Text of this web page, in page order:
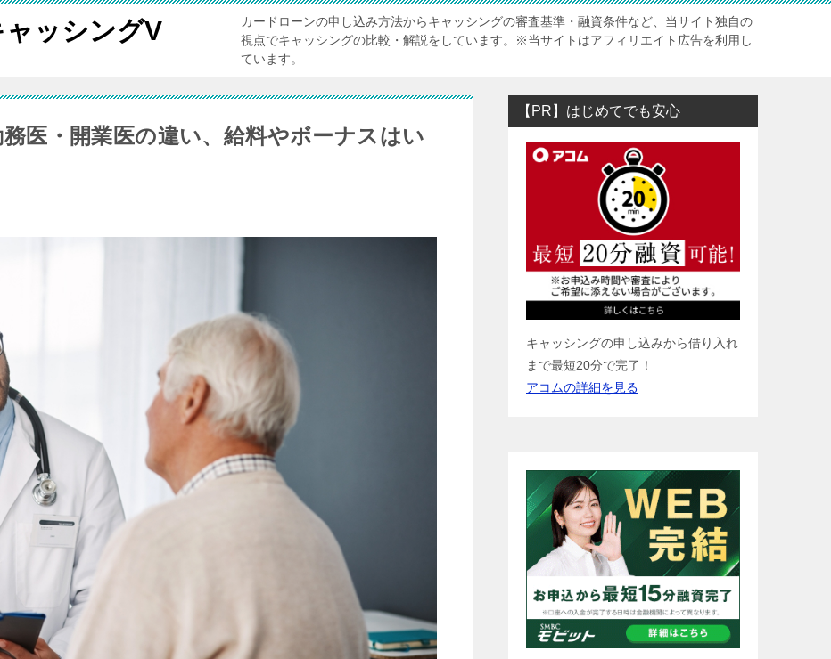
ッシングV
カードローンの申し込み方法からキャッシングの審査基準・融資条件など、当サイト独自の
視点でキャッシングの比較・解説をしています。※当サイトはアフィリエイト広告を利用し
ています。
医・開業医の違い、給料やボーナスはい
【PR】はじめてでも安心
キャッシングの申し込みから借り入れ
まで最短20分で完了！
アコムの詳細を見る